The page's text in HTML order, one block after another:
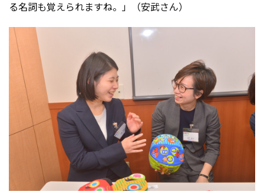
る名詞も覚えられますね。」（安武さん）